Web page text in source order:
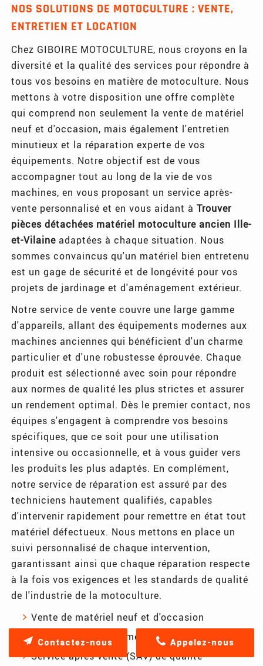
NOS SOLUTIONS DE MOTOCULTURE : VENTE,
ENTRETIEN ET LOCATION
Chez GIBOIRE MOTOCULTURE, nous croyons en la
diversité et la qualité des services pour répondre à
tous vos besoins en matière de motoculture. Nous
mettons à votre disposition une offre complète
qui comprend non seulement la vente de matériel
neuf et d'occasion, mais également l'entretien
minutieux et la réparation experte de vos
équipements. Notre objectif est de vous
accompagner tout au long de la vie de vos
machines, en vous proposant un service après-
vente personnalisé et en vous aidant àTrouver
pièces détachées matériel motoculture ancien Ille-
et-Vilaine adaptées à chaque situation. Nous
sommes convaincus qu'un matériel bien entretenu
est un gage de sécurité et de longévité pour vos
projets de jardinage et d'aménagement extérieur.
Notre service de vente couvre une large gamme
d'appareils, allant des équipements modernes aux
machines anciennes qui bénéficient d'un charme
particulier et d'une robustesse éprouvée. Chaque
produit est sélectionné avec soin pour répondre
aux normes de qualité les plus strictes et assurer
un rendement optimal. Dès le premier contact, nos
équipes s'engagent à comprendre vos besoins
spécifiques, que ce soit pour une utilisation
intensive ou occasionnelle, et à vous guider vers
les produits les plus adaptés. En complément,
notre service de réparation est assuré par des
techniciens hautement qualifiés, capables
d'intervenir rapidement pour remettre en état tout
matériel défectueux. Nous mettons en place un
suivi personnalisé de chaque intervention,
garantissant ainsi que chaque réparation respecte
à la fois vos exigences et les standards de qualité
de l'industrie de la motoculture.
Vente de matériel neuf et d'occasion
Réparation d'équipements endommagés
Service après-vente (SAV) de qualité
Appelez-nous
Contactez-nous